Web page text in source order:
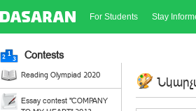
For Students Stay
Contests
Reading Olympiad 2020
Essay contest "COMPANY